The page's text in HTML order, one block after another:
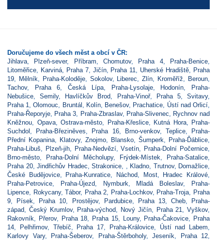
Doručujeme do všech měst a obcí v ČR:
Jihlava
Plzeň-sever, Příbram ,Chomutov, Praha 4, Praha-Benice
Litoměřice
Karviná, Praha 7, Jičín, Praha 11 Uherské Hradiště
Praha
19
Mělník Praha-Koloděje, Sokolov, Liberec ,Zlín Kroměříž Beroun
Tachov, Praha 6 ,Česká Lípa, Praha-Lysolaje, Hodonín
Praha-
Nebušice ,Semily, Havlíčkův Brod Praha-Vinoř, Praha 5,Svitavy,
Praha 1
,Olomouc Bruntál Kolín, Benešov, Prachatice Ústí nad Orlicí
Praha-Řeporyje
Praha 3 Praha-Zbraslav, Praha-Slivenec
Rychnov nad
Kněžnou
Opava, Ostrava-město Praha-Křeslice, Kutná Hora,
Praha-
Suchdol
Praha-Březiněves Praha 16, Brno-venkov, Teplice,
Praha-
Přední Kopanina
Klatovy, Znojmo Blansko Šumperk Praha-Ďáblice
Praha-Libuš
Plzeň-jih, Praha-Nedvězí,Vsetín Praha-Dolní Počernice
Brno-město
Praha-Dolní Měcholupy, Frýdek-Místek Praha-Satalice
Praha 20, Jindřichův Hradec Strakonice Kladno Trutnov, Domažlice
České Budějovice, Praha-Kunratice Náchod Most, Hradec Králové
Praha-Petrovice
Praha-Újezd Nymburk Mladá Boleslav,
Praha-
Lipence
Rokycany,Tábor, Praha 2 Praha-Lochkov, Praha-Troja
Praha
9
Písek Praha 10 Prostějov, Pardubice, Praha 13, Cheb
Praha-
západ
Český Krumlov, Praha-východ Nový Jičín, Praha 21 Vyškov,
Rakovník
Přerov, Praha 18 Praha 15, Louny, Praha-Čakovice
Praha
14
Pelhřimov, Třebíč Praha 17 Praha-Královice, Ústí nad Labem
Karlovy Vary, Praha-Šeberov, Praha-Štěrboholy, Jeseník Praha 12